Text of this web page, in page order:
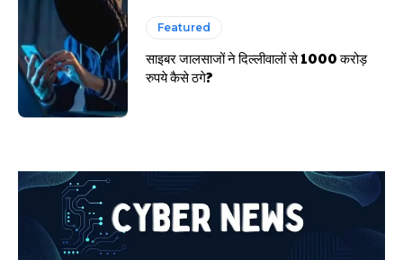
Featured
साइबर जालसाजों ने दिल्लीवालों से 1000 करोड़
रुपये कैसे ठगे?